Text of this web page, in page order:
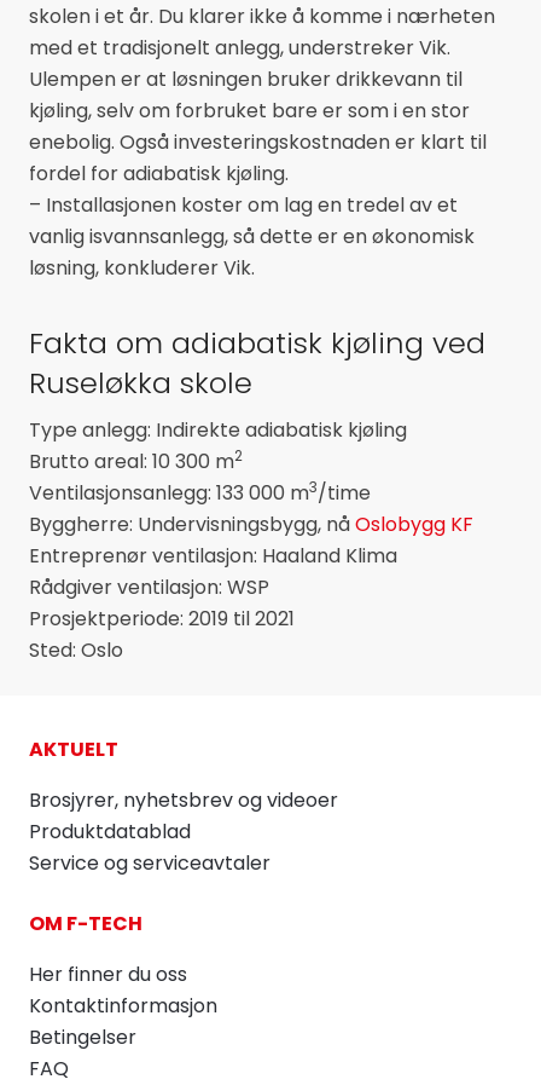
skolen i et år. Du klarer ikke å komme i nærheten
med et tradisjonelt anlegg, understreker Vik.
Ulempen er at løsningen bruker drikkevann til
kjøling, selv om forbruket bare er som i en stor
enebolig. Også investeringskostnaden er klart til
fordel for adiabatisk kjøling.
– Installasjonen koster om lag en tredel av et
vanlig isvannsanlegg, så dette er en økonomisk
løsning, konkluderer Vik.
Fakta om adiabatisk kjøling ved
Ruseløkka skole
Type anlegg: Indirekte adiabatisk kjøling
Brutto areal: 10 300 m2
Ventilasjonsanlegg: 133 000 m3/time
Byggherre: Undervisningsbygg, nåOslobygg KF
Entreprenør ventilasjon: Haaland Klima
Rådgiver ventilasjon: WSP
Prosjektperiode: 2019 til 2021
Sted: Oslo
AKTUELT
Brosjyrer, nyhetsbrev og videoer
Produktdatablad
Service og serviceavtaler
OM F-TECH
Her finner du oss
Kontaktinformasjon
Betingelser
FAQ